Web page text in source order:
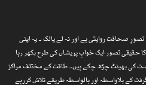
صحافت روایتی ہے اور نہ لے پالک ۔ یہ اپنی
حقیقی تصور ایک خوابِ پریشاں کی طرح بکھر رہا
کی بھینٹ چڑھ چکے ہیں۔ طاقت کے مختلف مراکز
کے بلاواسطہ اور بالواسطہ طریقے تلاش کررہے